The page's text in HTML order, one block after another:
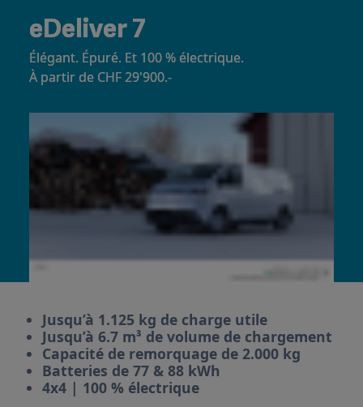
eDeliver 7
Élégant. Épuré. Et 100 % électrique.
À partir de CHF 29'900.-
Jusqu’à 1.125 kg de charge utile
Jusqu’à 6.7 m³ de volume de chargement
Capacité de remorquage de 2.000 kg
Batteries de 77 & 88 kWh
4x4 | 100 % électrique